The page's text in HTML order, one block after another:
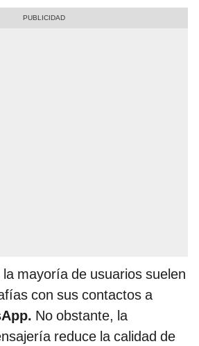
mayoría de usuarios suelen
con sus contactos a
No obstante, la
reduce la calidad de